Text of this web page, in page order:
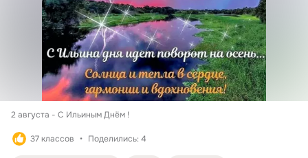
37 классов Поделились: 4